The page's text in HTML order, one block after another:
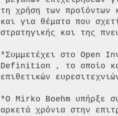
τη χρήση των προϊόντων
και για θέματα που
στρατηγικής και της
*Συμμετέχει στο Open
Definition , το οποίο
επιθετικών
*Ο Mirko Boehm υπήρξε
αρκετά χρόνια στην